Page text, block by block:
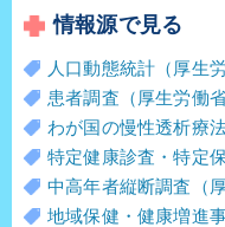
情報源で見る
人口動態統計（厚生労
患者調査（厚生労働省
わが国の慢性透析療
特定健康診査・特定
中高年者縦断調査（
地域保健・健康増進